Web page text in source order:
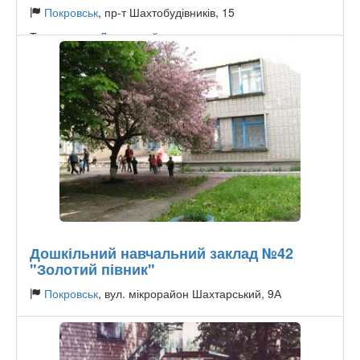
Покровськ, пр-т Шахтобудівників, 15
Тип садочку:Державний
Дошкільний навчальний заклад №42
"Золотий півник"
Покровськ, вул. мікрорайон Шахтарський, 9А
Тип садочку:Державний